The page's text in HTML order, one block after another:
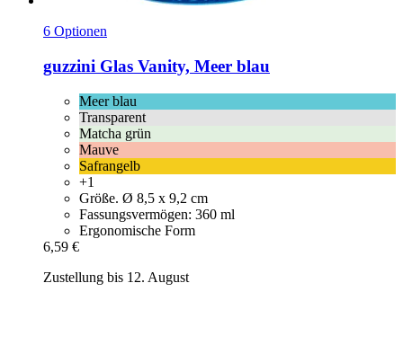
6 Optionen
guzzini Glas Vanity, Meer blau
Meer blau
Transparent
Matcha grün
Mauve
Safrangelb
+1
Größe. Ø 8,5 x 9,2 cm
Fassungsvermögen: 360 ml
Ergonomische Form
6,59 €
Zustellung bis 12. August